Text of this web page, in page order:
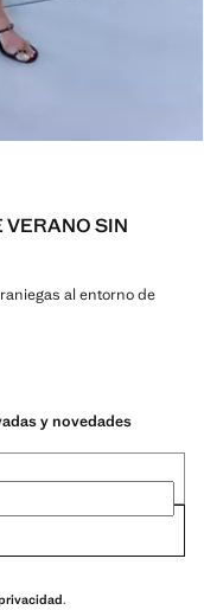
VERANO SIN
al entorno de
y novedades
.